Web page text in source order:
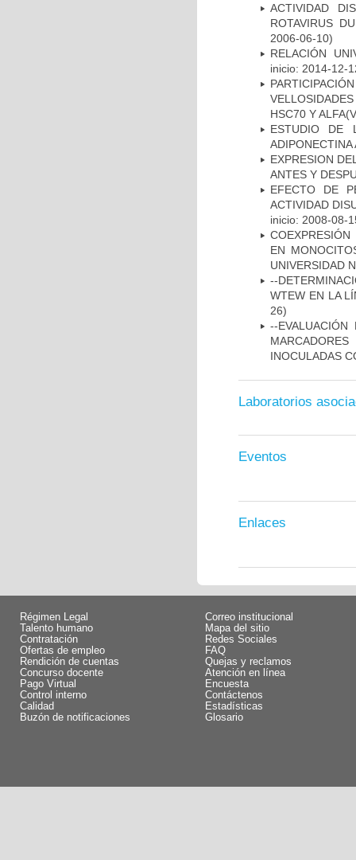
ACTIVIDAD
ROTAVIRUS
2006-06-10)
RELACIÓN
inicio: 2014-12-
HSC70 Y
ESTUDIO DE
EXPRESION
ANTES Y
EFECTO DE
ACTIVIDAD
inicio: 2008-08-
EN
UNIVERSIDAD
--
WTEW EN LA
26)
--
INOCULADAS
Laboratorios
Eventos
Enlaces
Régimen Legal
Talento humano
Contratación
Ofertas de empleo
Rendición de cuentas
Concurso docente
Pago Virtual
Control interno
Calidad
Buzón de notificaciones
Correo institucional
Mapa del sitio
Redes Sociales
FAQ
Quejas y reclamos
Atención en línea
Encuesta
Contáctenos
Estadísticas
Glosario